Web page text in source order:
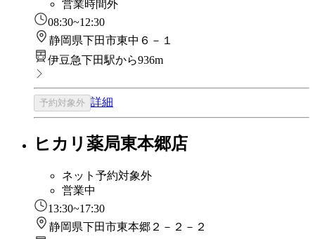
営業時間外
08:30~12:30
静岡県下田市東中６－１
伊豆急下田駅から936m
予約対象外 詳細
ヒカリ薬局東本郷店
ネット予約対象外
営業中
13:30~17:30
静岡県下田市東本郷２－２－２